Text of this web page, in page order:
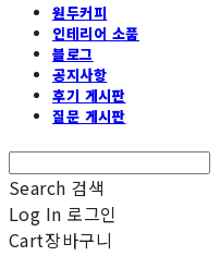
원두커피
인테리어 소품
블로그
공지사항
후기 게시판
질문 게시판
Search 검색
Log In 로그인
Cart장바구니